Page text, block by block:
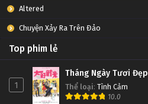
Altered
Chuyện Xảy Ra Trên Đảo
Top phim lẻ
1
Tháng Ngày Tươi Đẹp
Thể loại: Tình Cảm
10.0